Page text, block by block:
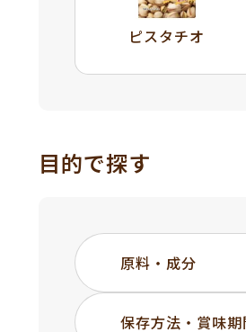
ピスタチオ
目的で探す
原料・成分
保存方法・賞味期